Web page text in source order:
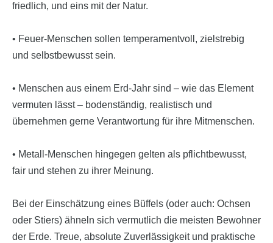
friedlich, und eins mit der Natur.
• Feuer-Menschen sollen temperamentvoll, zielstrebig
und selbstbewusst sein.
• Menschen aus einem Erd-Jahr sind – wie das Element
vermuten lässt – bodenständig, realistisch und
übernehmen gerne Verantwortung für ihre Mitmenschen.
• Metall-Menschen hingegen gelten als pflichtbewusst,
fair und stehen zu ihrer Meinung.
Bei der Einschätzung eines Büffels (oder auch: Ochsen
oder Stiers) ähneln sich vermutlich die meisten Bewohner
der Erde. Treue, absolute Zuverlässigkeit und praktische